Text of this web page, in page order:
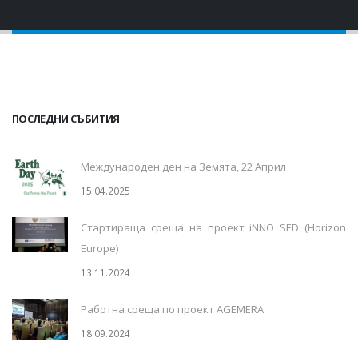
ПОСЛЕДНИ СЪБИТИЯ
Международен ден на Земята, 22 Април
15.04.2025
Стартираща среща на проект iNNO SED (Horizon
Europe)
13.11.2024
Работна среща по проект AGEMERA
18.09.2024